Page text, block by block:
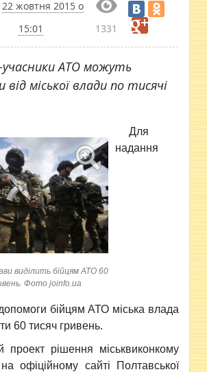
22 жовтня 2015 о
15:01
1331
АТО можуть
міської влади по тисячі
виділить бійцям АТО 60
Фото joinfo.ua
Для
надання
бійцям АТО міська влада
60 тисяч гривень.
проект рішення міськвиконкому
офіційному сайті Полтавської